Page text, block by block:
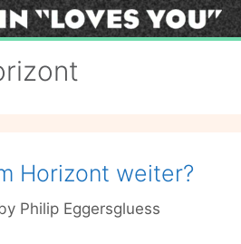
Horizont weiter?
Philip Eggersgluess